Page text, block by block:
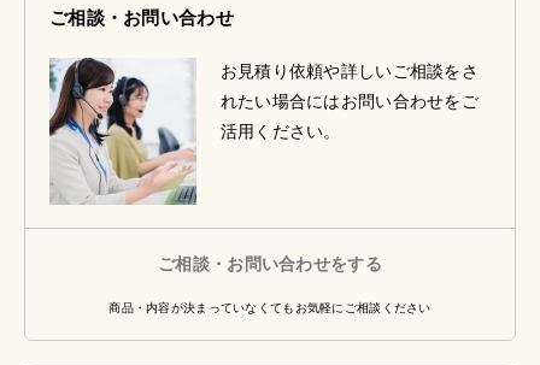
ご相談・お問い合わせ
お見積り依頼や詳しいご相談をさ
れたい場合にはお問い合わせをご
活用ください。
ご相談・お問い合わせをする
商品・内容が決まっていなくてもお気軽にご相談ください